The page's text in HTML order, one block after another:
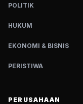
POLITIK
HUKUM
EKONOMI & BISNIS
PERISTIWA
PERUSAHAAN